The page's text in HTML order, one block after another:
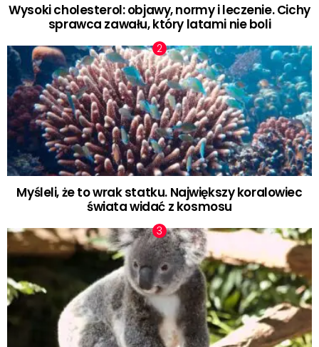
Wysoki cholesterol: objawy, normy i leczenie. Cichy
sprawca zawału, który latami nie boli
Myśleli, że to wrak statku. Największy koralowiec
świata widać z kosmosu